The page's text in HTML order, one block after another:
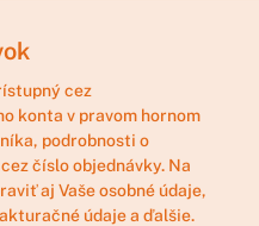
cez
konta v pravom hornom
podrobnosti o
číslo objednávky. Na
aj Vaše osobné údaje,
údaje a ďalšie.